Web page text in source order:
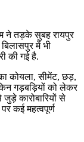
ने तड़के सुबह रायपुर
में भी
की गई है.
कोयला, सीमेंट, छड़,
गड़बड़ियों को लेकर
कारोबारियों से
कई महत्वपूर्ण